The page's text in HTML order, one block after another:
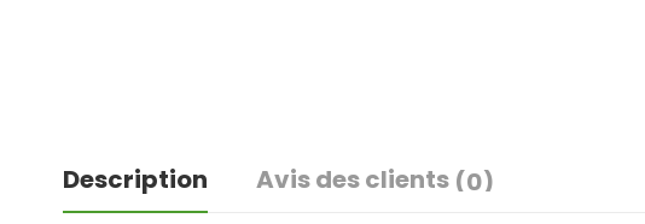
Description Avis des clients (0)